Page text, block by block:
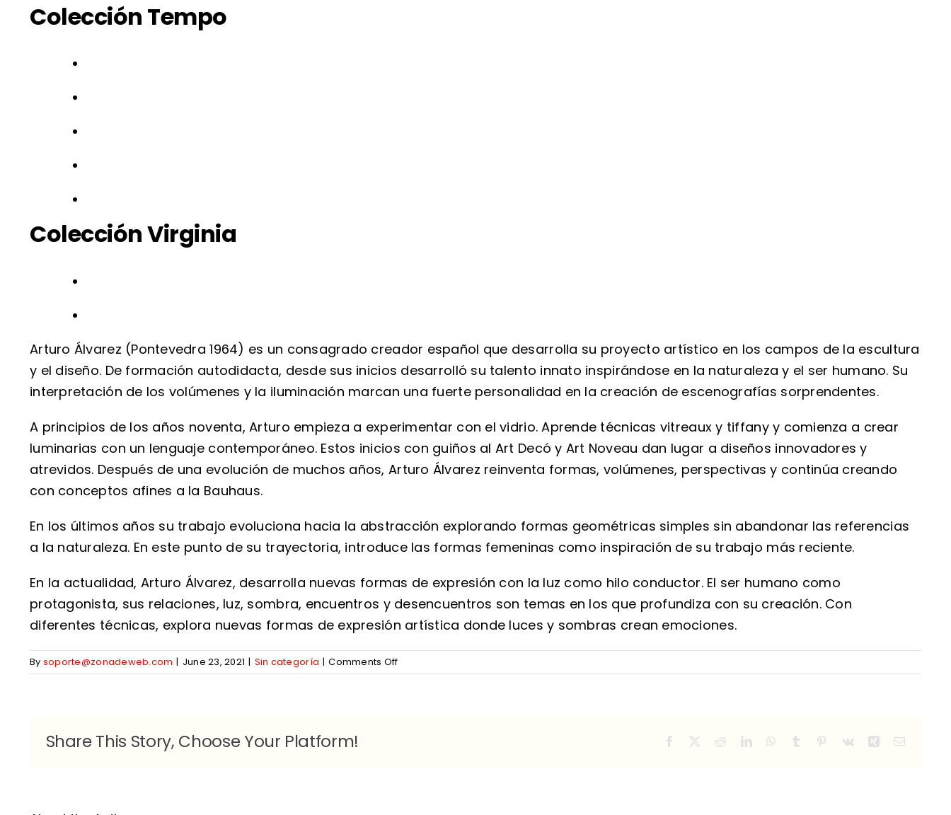
Colección Tempo
Colección Virginia
Arturo Álvarez (Pontevedra 1964) es un consagrado creador español que desarrolla su proyecto artístico en los campos de la escultura
y el diseño. De formación autodidacta, desde sus inicios desarrolló su talento innato inspirándose en la naturaleza y el ser humano. Su
interpretación de los volúmenes y la iluminación marcan una fuerte personalidad en la creación de escenografías sorprendentes.
A principios de los años noventa, Arturo empieza a experimentar con el vidrio. Aprende técnicas vitreaux y tiffany y comienza a crear
luminarias con un lenguaje contemporáneo. Estos inicios con guiños al Art Decó y Art Noveau dan lugar a diseños innovadores y
atrevidos. Después de una evolución de muchos años, Arturo Álvarez reinventa formas, volúmenes, perspectivas y continúa creando
con conceptos afines a la Bauhaus.
En los últimos años su trabajo evoluciona hacia la abstracción explorando formas geométricas simples sin abandonar las referencias
a la naturaleza. En este punto de su trayectoria, introduce las formas femeninas como inspiración de su trabajo más reciente.
En la actualidad, Arturo Álvarez, desarrolla nuevas formas de expresión con la luz como hilo conductor. El ser humano como
protagonista, sus relaciones, luz, sombra, encuentros y desencuentros son temas en los que profundiza con su creación. Con
diferentes técnicas, explora nuevas formas de expresión artística donde luces y sombras crean emociones.
By soporte@zonadeweb.com | June 23, 2021 | Sin categoría | Comments Offon
15
Share This Story, Choose Your Platform! Facebook RedditLinkedInWhatsApp
Tumblr Pinterest
Vk XingEmail